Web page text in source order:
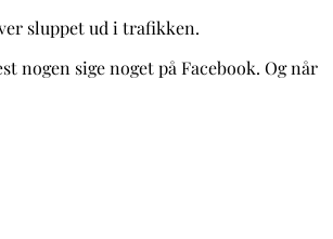
sluppet ud i trafikken.
sige noget på Facebook. Og når